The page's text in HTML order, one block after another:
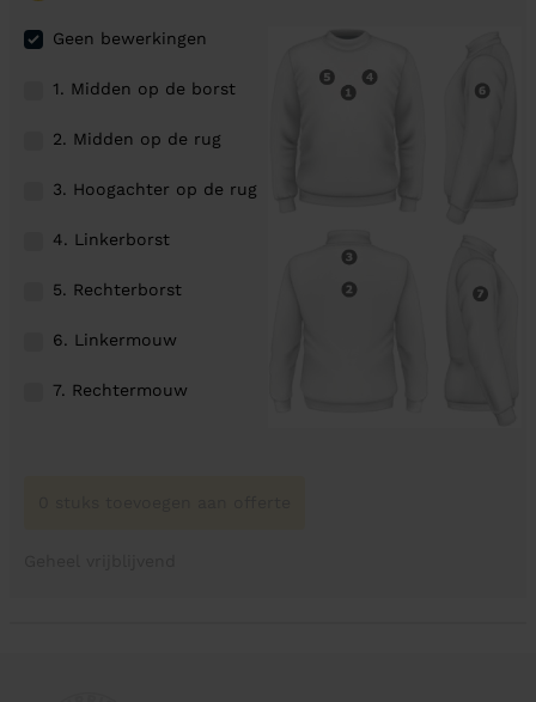
Geen bewerkingen
1. Midden op de borst
2. Midden op de rug
3. Hoogachter op de rug
4. Linkerborst
5. Rechterborst
6. Linkermouw
7. Rechtermouw